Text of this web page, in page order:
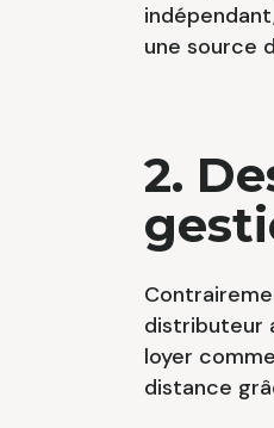
une source
2.
distributeur
loyer
distance